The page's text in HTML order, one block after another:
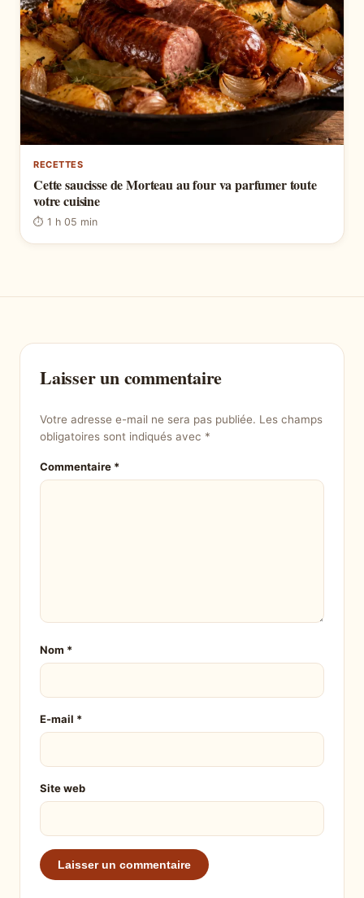
RECETTES
Cette saucisse de Morteau au four va parfumer toute
votre cuisine
⏱ 1 h 05 min
Laisser un commentaire
Votre adresse e-mail ne sera pas publiée. Les champs
obligatoires sont indiqués avec *
Commentaire *
Nom *
E-mail *
Site web